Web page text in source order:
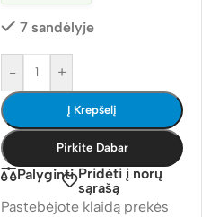
7 sandėlyje
- +
Į Krepšelį
Pirkite Dabar
Palyginti Pridėti į norų
sąrašą
Pastebėjote klaidą prekės